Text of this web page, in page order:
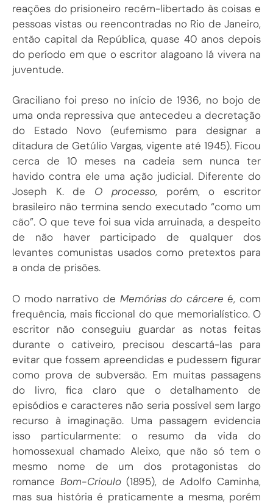
reações do prisioneiro recém-libertado às coisas e
pessoas vistas ou reencontradas no Rio de Janeiro,
então capital da República, quase 40 anos depois
do período em que o escritor alagoano lá vivera na
juventude.
Graciliano foi preso no início de 1936, no bojo de
uma onda repressiva que antecedeu a decretação
do Estado Novo (eufemismo para designar a
ditadura de Getúlio Vargas, vigente até 1945). Ficou
cerca de 10 meses na cadeia sem nunca ter
havido contra ele uma ação judicial. Diferente do
Joseph K. de O processo, porém, o escritor
brasileiro não termina sendo executado “como um
cão”. O que teve foi sua vida arruinada, a despeito
de não haver participado de qualquer dos
levantes comunistas usados como pretextos para
a onda de prisões.
O modo narrativo de Memórias do cárcere é, com
frequência, mais ficcional do que memorialístico. O
escritor não conseguiu guardar as notas feitas
durante o cativeiro, precisou descartá-las para
evitar que fossem apreendidas e pudessem figurar
como prova de subversão. Em muitas passagens
do livro, fica claro que o detalhamento de
episódios e caracteres não seria possível sem largo
recurso à imaginação. Uma passagem evidencia
isso particularmente: o resumo da vida do
homossexual chamado Aleixo, que não só tem o
mesmo nome de um dos protagonistas do
romance Bom-Crioulo(1895), de Adolfo Caminha,
mas sua história é praticamente a mesma, porém